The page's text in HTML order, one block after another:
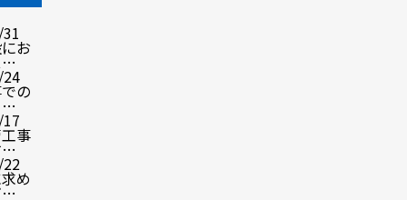
お
…
の
…
事
…
め
…